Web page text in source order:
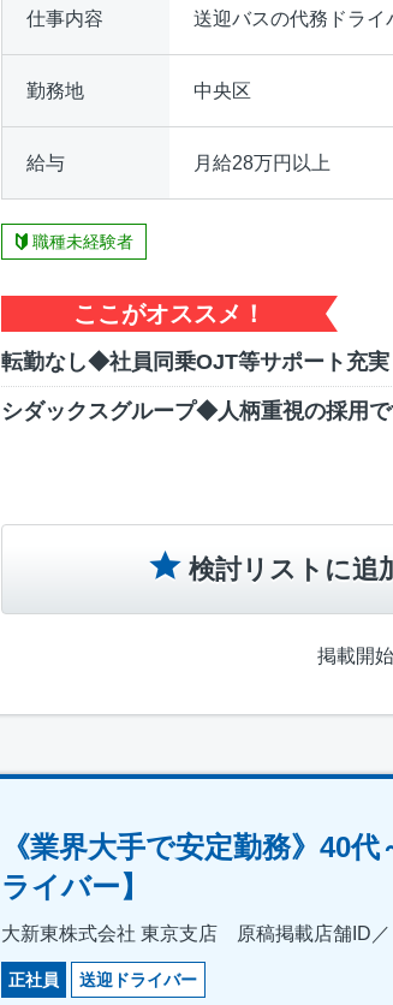
仕事内容 送迎バスの代務ドライ
勤務地 中央区
給与 月給28万円以上
職種未経験者
ここがオススメ！
転勤なし◆社員同乗OJT等サポート充実
シダックスグループ◆人柄重視の採用で
検討リストに追
掲載開
《業界大手で安定勤務》40
ライバー】
大新東株式会社 東京支店 原稿掲載店舗ID／
正社員 送迎ドライバー